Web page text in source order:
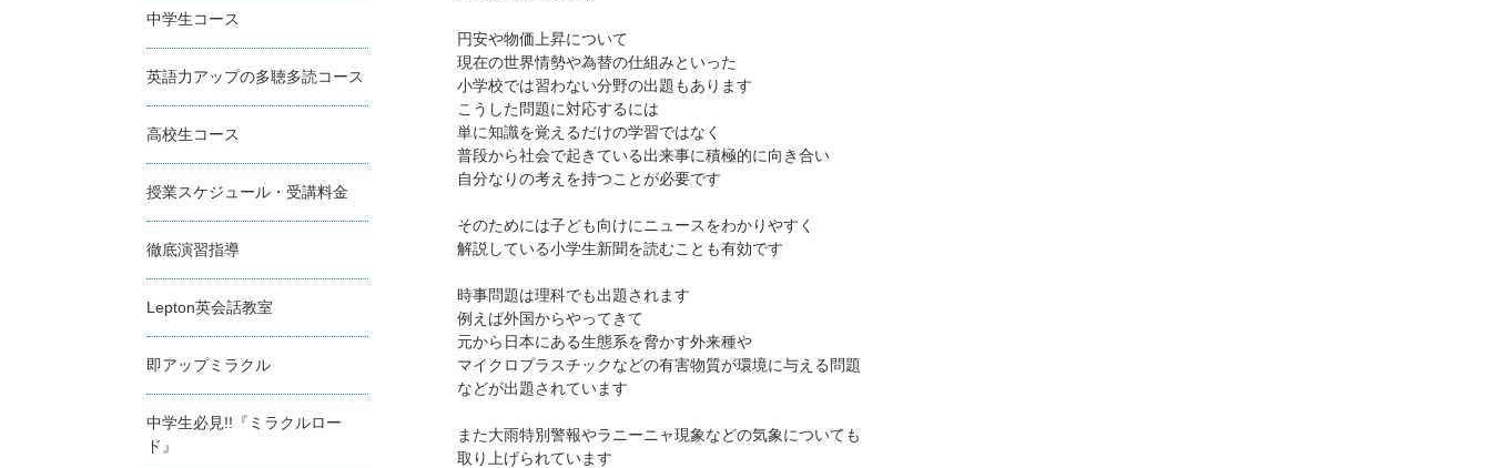
円安や物価上昇について
現在の世界情勢や為替の仕組みといった
小学校では習わない分野の出題もあります
こうした問題に対応するには
単に知識を覚えるだけの学習ではなく
普段から社会で起きている出来事に積極的に向き合い
自分なりの考えを持つことが必要です
そのためには子ども向けにニュースをわかりやすく
解説している小学生新聞を読むことも有効です
時事問題は理科でも出題されます
例えば外国からやってきて
元から日本にある生態系を脅かす外来種や
マイクロプラスチックなどの有害物質が環境に与える問題
などが出題されています
また大雨特別警報やラニーニャ現象などの気象についても
取り上げられています
中学生コース
英語力アップの多聴多読コース
高校生コース
授業スケジュール・受講料金
徹底演習指導
Lepton英会話教室
即アップミラクル
中学生必見!!『ミラクルロー
ド』